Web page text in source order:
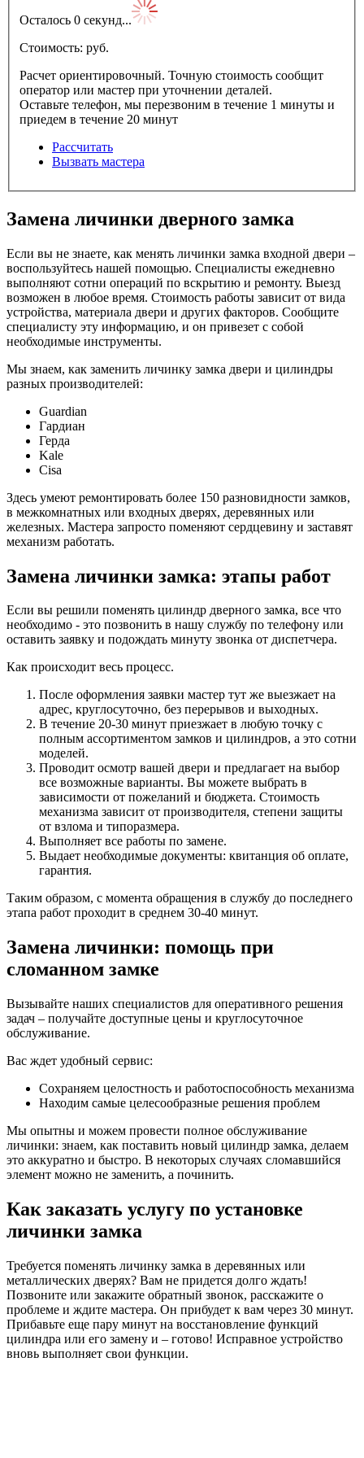
Осталось 0 секунд...
Стоимость: pуб.
Расчет ориентировочный. Точную стоимость сообщит
оператор или мастер при уточнении деталей.
Оставьте телефон, мы перезвоним в течение 1 минуты и
приедем в течение 20 минут
Рассчитать
Вызвать мастера
Замена личинки дверного замка
Если вы не знаете, как менять личинки замка входной двери –
воспользуйтесь нашей помощью. Специалисты ежедневно
выполняют сотни операций по вскрытию и ремонту. Выезд
возможен в любое время. Стоимость работы зависит от вида
устройства, материала двери и других факторов. Сообщите
специалисту эту информацию, и он привезет с собой
необходимые инструменты.
Мы знаем, как заменить личинку замка двери и цилиндры
разных производителей:
Guardian
Гардиан
Герда
Kale
Cisa
Здесь умеют ремонтировать более 150 разновидности замков,
в межкомнатных или входных дверях, деревянных или
железных. Мастера запросто поменяют сердцевину и заставят
механизм работать.
Замена личинки замка: этапы работ
Если вы решили поменять цилиндр дверного замка, все что
необходимо - это позвонить в нашу службу по телефону или
оставить заявку и подождать минуту звонка от диспетчера.
Как происходит весь процесс.
После оформления заявки мастер тут же выезжает на
адрес, круглосуточно, без перерывов и выходных.
В течение 20-30 минут приезжает в любую точку с
полным ассортиментом замков и цилиндров, а это сотни
моделей.
Проводит осмотр вашей двери и предлагает на выбор
все возможные варианты. Вы можете выбрать в
зависимости от пожеланий и бюджета. Стоимость
механизма зависит от производителя, степени защиты
от взлома и типоразмера.
Выполняет все работы по замене.
Выдает необходимые документы: квитанция об оплате,
гарантия.
Таким образом, с момента обращения в службу до последнего
этапа работ проходит в среднем 30-40 минут.
Замена личинки: помощь при
сломанном замке
Вызывайте наших специалистов для оперативного решения
задач – получайте доступные цены и круглосуточное
обслуживание.
Вас ждет удобный сервис:
Сохраняем целостность и работоспособность механизма
Находим самые целесообразные решения проблем
Мы опытны и можем провести полное обслуживание
личинки: знаем, как поставить новый цилиндр замка, делаем
это аккуратно и быстро. В некоторых случаях сломавшийся
элемент можно не заменить, а починить.
Как заказать услугу по установке
личинки замка
Требуется поменять личинку замка в деревянных или
металлических дверях? Вам не придется долго ждать!
Позвоните или закажите обратный звонок, расскажите о
проблеме и ждите мастера. Он прибудет к вам через 30 минут.
Прибавьте еще пару минут на восстановление функций
цилиндра или его замену и – готово! Исправное устройство
вновь выполняет свои функции.